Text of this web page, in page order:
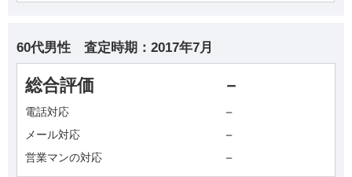
60代男性 査定時期： 2017年7月
総合評価 －
電話対応 －
メール対応 －
営業マンの対応 －